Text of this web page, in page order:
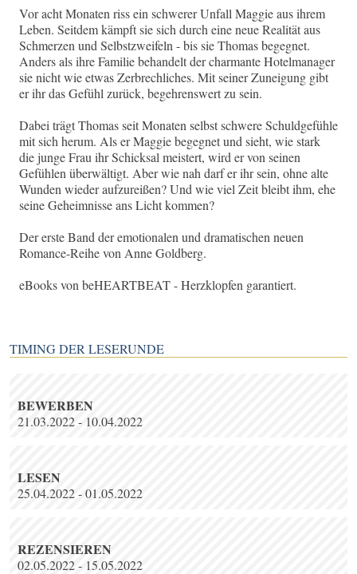
Vor acht Monaten riss ein schwerer Unfall Maggie aus ihrem
Leben. Seitdem kämpft sie sich durch eine neue Realität aus
Schmerzen und Selbstzweifeln - bis sie Thomas begegnet.
Anders als ihre Familie behandelt der charmante Hotelmanager
sie nicht wie etwas Zerbrechliches. Mit seiner Zuneigung gibt
er ihr das Gefühl zurück, begehrenswert zu sein.
Dabei trägt Thomas seit Monaten selbst schwere Schuldgefühle
mit sich herum. Als er Maggie begegnet und sieht, wie stark
die junge Frau ihr Schicksal meistert, wird er von seinen
Gefühlen überwältigt. Aber wie nah darf er ihr sein, ohne alte
Wunden wieder aufzureißen? Und wie viel Zeit bleibt ihm, ehe
seine Geheimnisse ans Licht kommen?
Der erste Band der emotionalen und dramatischen neuen
Romance-Reihe von Anne Goldberg.
eBooks von beHEARTBEAT - Herzklopfen garantiert.
TIMING DER LESERUNDE
BEWERBEN
21.03.2022 - 10.04.2022
LESEN
25.04.2022 - 01.05.2022
REZENSIEREN
02.05.2022 - 15.05.2022